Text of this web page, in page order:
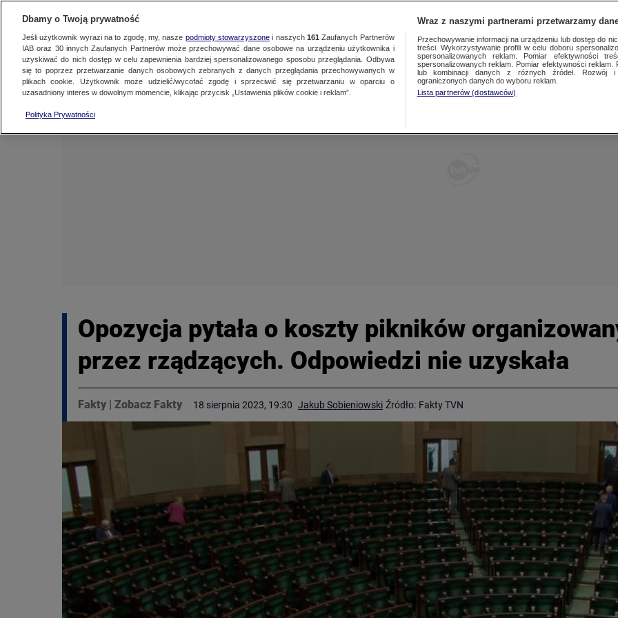
FAKTY PO FAKTACH FAKTY O ŚWIECIE
Opozycja pytała o koszty pikników
przez rządzących. Odpowiedzi nie uzyskała
Fakty | Zobacz Fakty 18 sierpnia 2023, 19:30 Jakub Sobieniowski Źródło: Fakty TVN
Dbamy o Twoją prywatność
Jeśli użytkownik wyrazi na to zgodę, my, nasze podmioty stowarzyszonei naszych 161 Zaufanych Partnerów
IAB oraz 30innych Zaufanych Partnerów może przechowywać dane osobowe na urządzeniu użytkownika i
uzyskiwać do nich dostęp w celu zapewnienia bardziej spersonalizowanego sposobu przeglądania. Odbywa
się to poprzez przetwarzanie danych osobowych zebranych z danych przeglądania przechowywanych w
plikach cookie. Użytkownik może udzielić/wycofać zgodę i sprzeciwić się przetwarzaniu w oparciu o
uzasadniony interes w dowolnym momencie, klikając przycisk „Ustawienia plików cookie i reklam”.
Polityka Prywatności
Wraz z naszymi partnerami przetwarzamy
Przechowywanie informacji na urządzeniu lub dostęp do
treści. Wykorzystywanie profili w celu doboru
spersonalizowanych reklam. Pomiar efektywności
spersonalizowanych reklam. Pomiar efektywności
lub kombinacji danych z różnych źródeł. Rozwój i
ograniczonych danych do wyboru reklam.
Lista partnerów (dostawców)